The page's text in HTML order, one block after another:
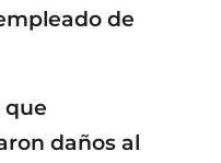
de
que
daños al